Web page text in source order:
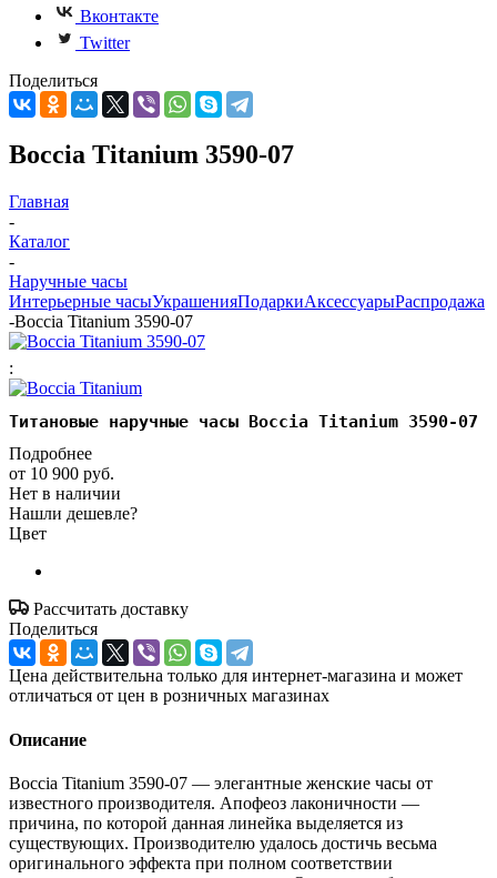
Вконтакте
Twitter
Поделиться
Boccia Titanium 3590-07
Главная
-
Каталог
-
Наручные часы
Интерьерные часыУкрашенияПодаркиАксессуарыРаспродажа
-Boccia Titanium 3590-07
:
Титановые наручные часы Boccia Titanium 3590-07
Подробнее
от 10 900 руб.
Нет в наличии
Нашли дешевле?
Цвет
Рассчитать доставку
Поделиться
Цена действительна только для интернет-магазина и может
отличаться от цен в розничных магазинах
Описание
Boccia Titanium 3590-07 — элегантные женские часы от
известного производителя. Апофеоз лаконичности —
причина, по которой данная линейка выделяется из
существующих. Производителю удалось достичь весьма
оригинального эффекта при полном соответствии